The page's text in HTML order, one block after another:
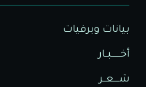
بيانات وبرقيات
أخــــــبــار
شــــعــر